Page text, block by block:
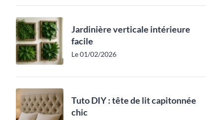
Jardinière verticale intérieure
facile
Le 01/02/2026
Tuto DIY : tête de lit capitonnée
chic